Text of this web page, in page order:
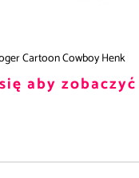
Cartoon Cowboy Henk
aby